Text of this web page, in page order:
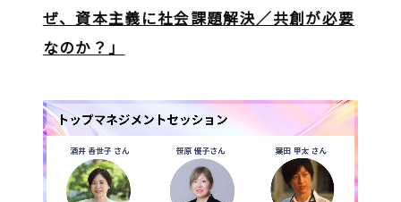
ぜ、資本主義に社会課題解決／共創が必要
なのか？」